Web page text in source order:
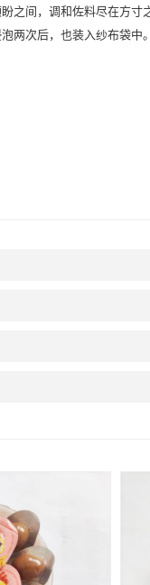
之间，调和佐料尽在方
两次后，也装入纱布袋